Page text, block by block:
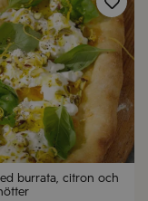
burrata, citron och